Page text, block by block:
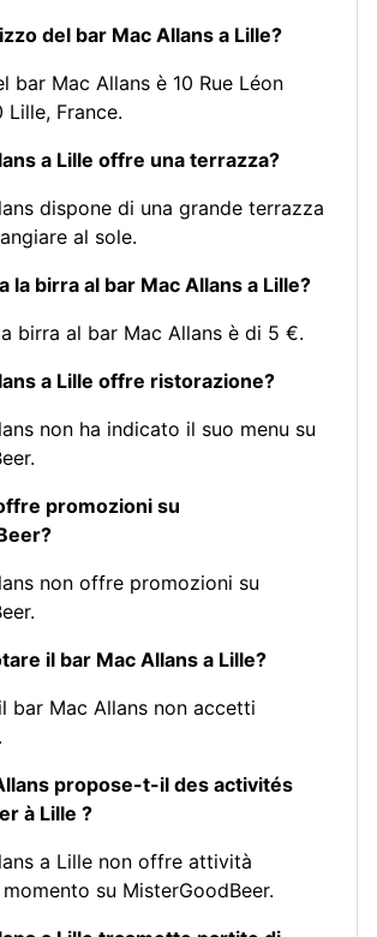
del bar Mac Allans a Lille?
bar Mac Allans è 10 Rue Léon
France.
a Lille offre una terrazza?
dispone di una grande terrazza
al sole.
la birra al bar Mac Allans a Lille?
birra al bar Mac Allans è di 5 €.
a Lille offre ristorazione?
non ha indicato il suo menu su
promozioni su
non offre promozioni su
il bar Mac Allans a Lille?
bar Mac Allans non accetti
propose-t-il des activités
à Lille ?
a Lille non offre attività
su MisterGoodBeer.